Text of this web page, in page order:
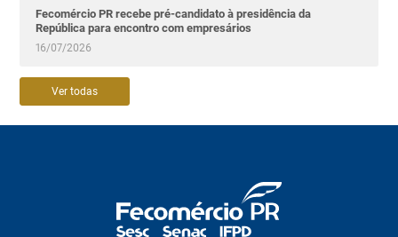
Fecomércio PR recebe pré-candidato à presidência da
República para encontro com empresários
16/07/2026
Ver todas